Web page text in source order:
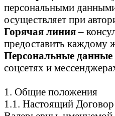
персональными
осуществляет при
Горячая линия–
предоставить каждому
Персональные данные
соцсетях и
1. Общие положения
1.1. Настоящий